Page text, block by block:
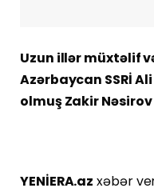
Uzun illər müxtəlif
Azərbaycan SSRİ
olmuş Zakir
YENİERA.az xəbər